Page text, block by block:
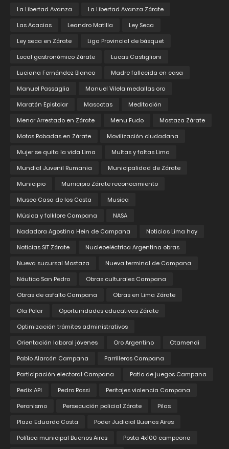
La Libertad Avanza
La Libertad Avanza Zárate
Las Acacias
Leandro Matilla
Ley Seca
Ley seca en Zárate
Liga Provincial de básquet
Local gastronómico Zárate
Lucas Castiglioni
Luciana Fernández Blanco
Madre fallecida en casa
Manuel Passaglia
Manuel Vilela medallas oro
Maratón Epistolar
Mascotas
Meditación
Menor Arrestado en Zárate
Menu Fudo
Mostaza Zárate
Motos Robadas en Zárate
Movilización ciudadana
Mujer se quita la vida Lima
Multas y faltas Lima
Mundial Juvenil Rumania
Municipalidad de Zárate
Municipio
Municipio Zárate reconocimiento
Museo Casa de los Costa
Musica
Música y folklore Campana
NASA
Nadadora Agostina Hein de Campana
Noticias Lima hoy
Noticias SIT Zárate
Nucleoeléctrica Argentina obras
Nueva sucursal Mostaza
Nueva terminal de Campana
Náutico San Pedro
Obras culturales Campana
Obras de asfalto Campana
Obras en Lima Zárate
Ola Polar
Oportunidades educativas Zárate
Optimización trámites administrativos
Orientación laboral jóvenes
Oro Argentino
Otamendi
Pablo Alarcón Campana
Parrilleros Campana
Participación electoral Campana
Patio de juegos Campana
Pedix API
Pedro Rossi
Peritajes violencia Campana
Peronismo
Persecución policial Zárate
Pilas
Plaza Eduardo Costa
Poder Judicial Buenos Aires
Política municipal Buenos Aires
Posta 4x100 campeona